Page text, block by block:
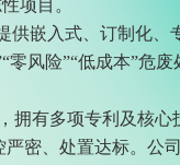
项目。
供嵌入式、订制化
零风险”“低成本”
拥有多项专利及核
密、处置达标。公